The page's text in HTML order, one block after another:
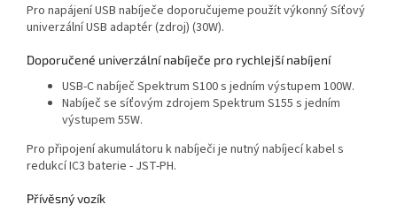
Pro napájení USB nabíječe doporučujeme použít výkonný Síťový
univerzální USB adaptér (zdroj) (30W).
Doporučené univerzální nabíječe pro rychlejší nabíjení
USB-C nabíječ Spektrum S100 s jedním výstupem 100W.
Nabíječ se síťovým zdrojem Spektrum S155 s jedním
výstupem 55W.
Pro připojení akumulátoru k nabíječi je nutný nabíjecí kabel s
redukcí IC3 baterie - JST-PH.
Přívěsný vozík